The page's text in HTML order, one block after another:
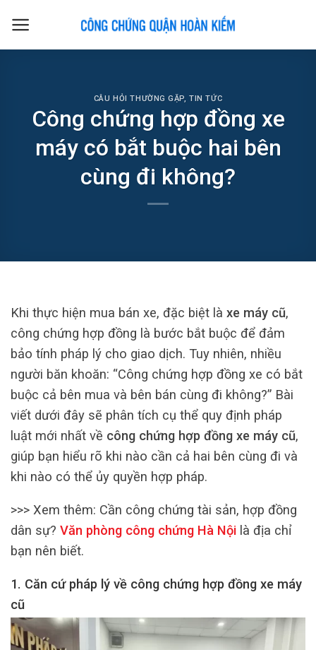
CÂU HỎI THƯỜNG GẶP,TIN TỨC
Công chứng hợp đồng xe
máy có bắt buộc hai bên
cùng đi không?
Khi thực hiện mua bán xe, đặc biệt là xe máy cũ,
công chứng hợp đồng là bước bắt buộc để đảm
bảo tính pháp lý cho giao dịch. Tuy nhiên, nhiều
người băn khoăn: “Công chứng hợp đồng xe có bắt
buộc cả bên mua và bên bán cùng đi không?” Bài
viết dưới đây sẽ phân tích cụ thể quy định pháp
luật mới nhất về công chứng hợp đồng xe máy cũ,
giúp bạn hiểu rõ khi nào cần cả hai bên cùng đi và
khi nào có thể ủy quyền hợp pháp.
>>> Xem thêm: Cần công chứng tài sản, hợp đồng
dân sự? Văn phòng công chứng Hà Nội là địa chỉ
bạn nên biết.
1. Căn cứ pháp lý về công chứng hợp đồng xe máy
cũ